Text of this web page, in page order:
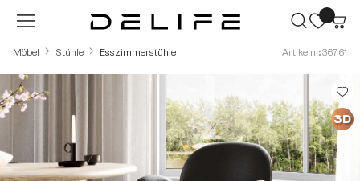
Zum Hauptinhalt springen
Möbel Stühle Esszimmerstühle Artikelnr.: 36761
Bildergalerie überspringen
3D